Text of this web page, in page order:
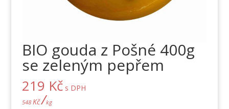
BIO gouda z Pošné 400g
se zeleným pepřem
219 Kč s DPH
548 Kč/kg